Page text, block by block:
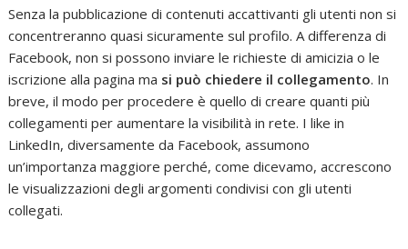
Senza la pubblicazione di contenuti accattivanti gli utenti non si
concentreranno quasi sicuramente sul profilo. A differenza di
Facebook, non si possono inviare le richieste di amicizia o le
iscrizione alla pagina ma si può chiedere il collegamento. In
breve, il modo per procedere è quello di creare quanti più
collegamenti per aumentare la visibilità in rete. I like in
LinkedIn, diversamente da Facebook, assumono
un’importanza maggiore perché, come dicevamo, accrescono
le visualizzazioni degli argomenti condivisi con gli utenti
collegati.